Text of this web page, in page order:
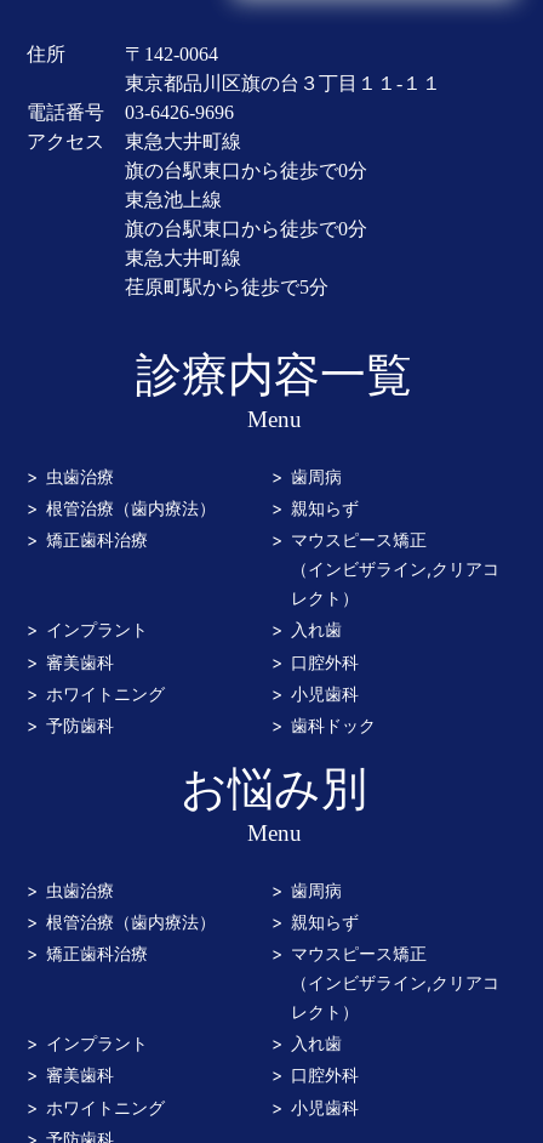
住所
〒142-0064
東京都品川区旗の台３丁目１１-１１
電話番号
03-6426-9696
アクセス
東急大井町線
旗の台駅東口から徒歩で0分
東急池上線
旗の台駅東口から徒歩で0分
東急大井町線
荏原町駅から徒歩で5分
診療内容一覧
Menu
虫歯治療
歯周病
根管治療（歯内療法）
親知らず
矯正歯科治療
マウスピース矯正
（インビザライン,クリアコ
レクト）
インプラント
入れ歯
審美歯科
口腔外科
ホワイトニング
小児歯科
予防歯科
歯科ドック
お悩み別
Menu
虫歯治療
歯周病
根管治療（歯内療法）
親知らず
矯正歯科治療
マウスピース矯正
（インビザライン,クリアコ
レクト）
インプラント
入れ歯
審美歯科
口腔外科
ホワイトニング
小児歯科
予防歯科